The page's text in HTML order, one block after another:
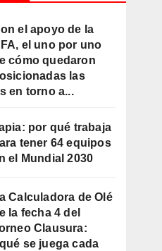
el apoyo de la
el uno por uno
cómo quedaron
las
en torno a...
por qué trabaja
tener 64 equipos
el Mundial 2030
Calculadora de Olé
la fecha 4 del
Clausura:
se juega cada